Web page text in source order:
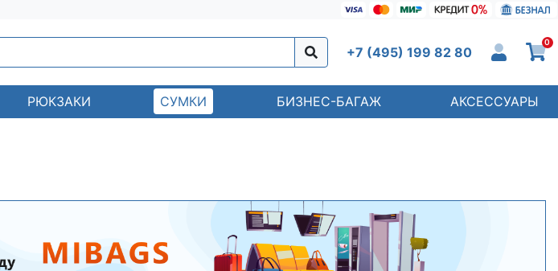
+7 (495) 199 82 80
0
РЮКЗАКИ СУМКИ БИЗНЕС-БАГАЖ АКСЕССУАРЫ